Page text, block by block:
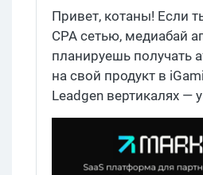
трекинг
управления
программами с
API
на iGaming, Dating
вертикали
Привет, котаны! Если
CPA сетью, медиабай
планируешь получать
на свой продукт в
Leadgen вертикалях —
повод познакомиться
Marksel от команды
Group. За плечами